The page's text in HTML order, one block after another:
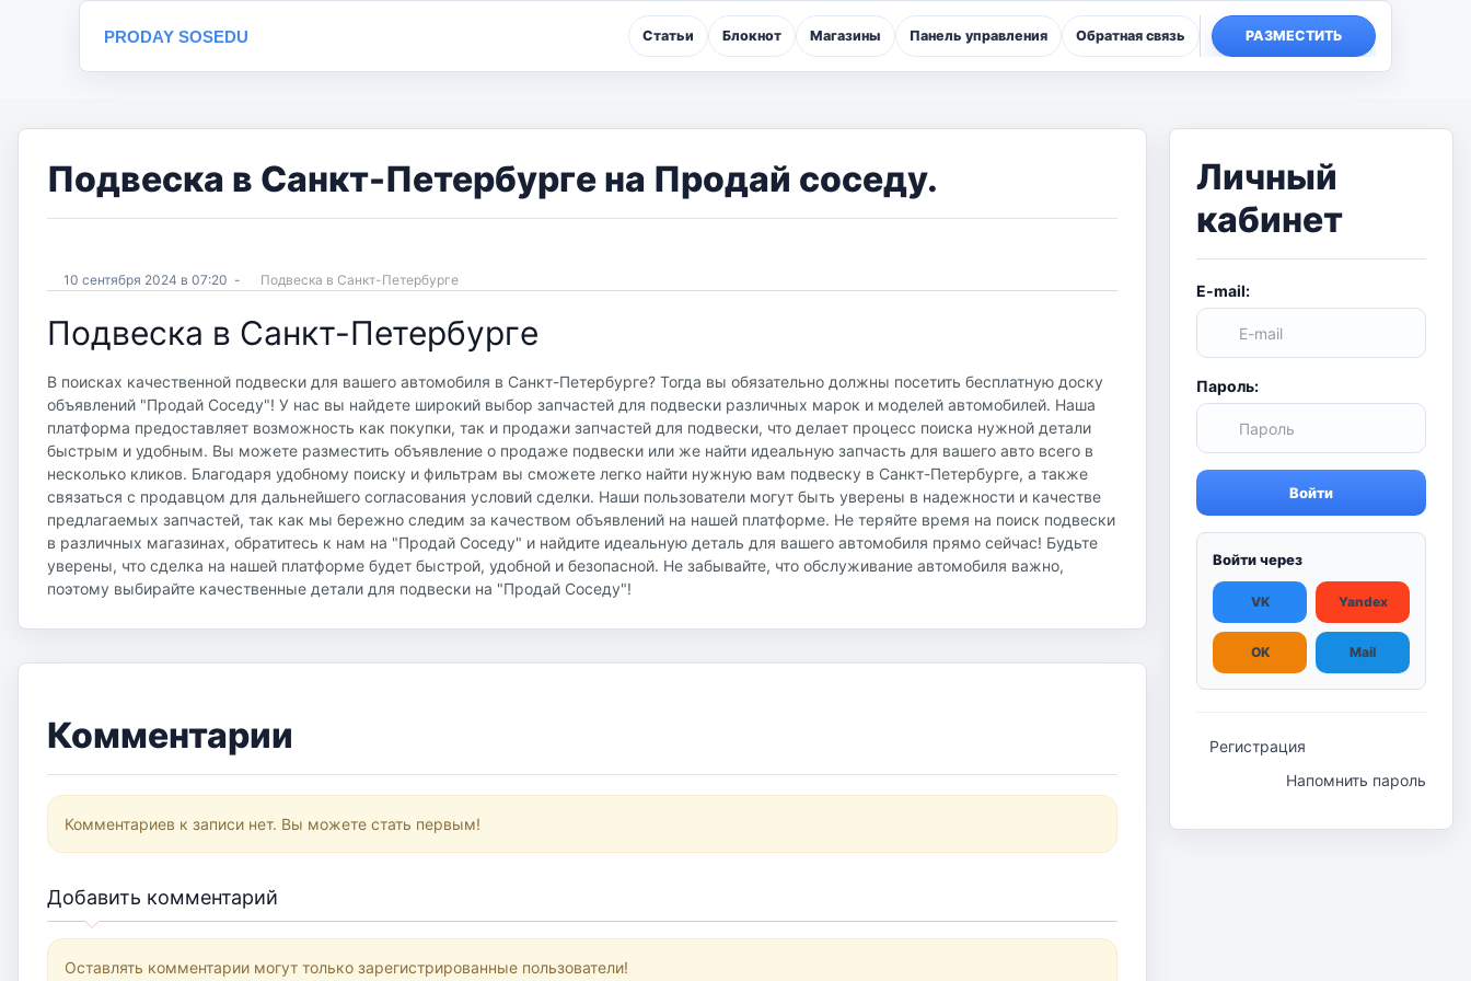
PRODAY SOSEDU Статьи Блокнот Магазины Панель управления Обратная связь РАЗМЕСТИТЬ
Подвеска в Санкт-Петербургe на Продай соседу.
10 сентября 2024 в 07:20 - Подвеска в Санкт-Петербургe
Подвеска в Санкт-Петербургe
В поисках качественной подвески для вашего автомобиля в Санкт-Петербурге? Тогда вы обязательно должны посетить бесплатную доску
объявлений "Продай Соседу"! У нас вы найдете широкий выбор запчастей для подвески различных марок и моделей автомобилей. Наша
платформа предоставляет возможность как покупки, так и продажи запчастей для подвески, что делает процесс поиска нужной детали
быстрым и удобным. Вы можете разместить объявление о продаже подвески или же найти идеальную запчасть для вашего авто всего в
несколько кликов. Благодаря удобному поиску и фильтрам вы сможете легко найти нужную вам подвеску в Санкт-Петербурге, а также
связаться с продавцом для дальнейшего согласования условий сделки. Наши пользователи могут быть уверены в надежности и качестве
предлагаемых запчастей, так как мы бережно следим за качеством объявлений на нашей платформе. Не теряйте время на поиск подвески
в различных магазинах, обратитесь к нам на "Продай Соседу" и найдите идеальную деталь для вашего автомобиля прямо сейчас! Будьте
уверены, что сделка на нашей платформе будет быстрой, удобной и безопасной. Не забывайте, что обслуживание автомобиля важно,
поэтому выбирайте качественные детали для подвески на "Продай Соседу"!
Комментарии
Комментариев к записи нет. Вы можете стать первым!
Добавить комментарий
Оставлять комментарии могут только зарегистрированные пользователи!
Личный
кабинет
E-mail:
Пароль:
Войти
Войти через
VK Yandex
OK Mail
Регистрация
Напомнить пароль